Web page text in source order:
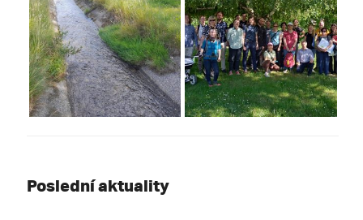
Poslední aktuality